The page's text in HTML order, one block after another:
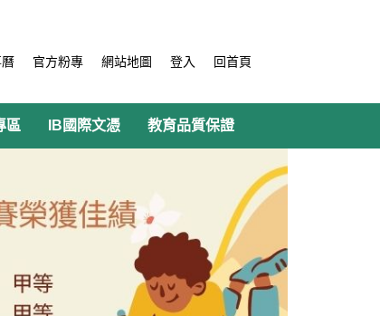
官方粉專 網站地圖 登入 回首頁
區 IB國際文憑 教育品質保證